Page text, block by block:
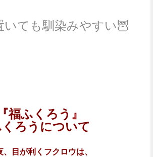
いても馴染みやすい🦉
福ふくろう』
ろうについて
、目が利くフクロウは、